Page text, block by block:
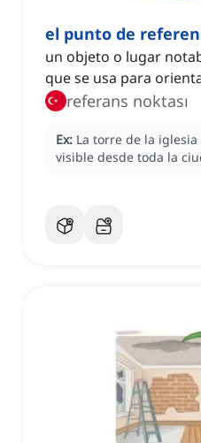
el punto de
un objeto o lugar
que se usa para
referans noktası
Ex: La torre de la
visible desde toda la